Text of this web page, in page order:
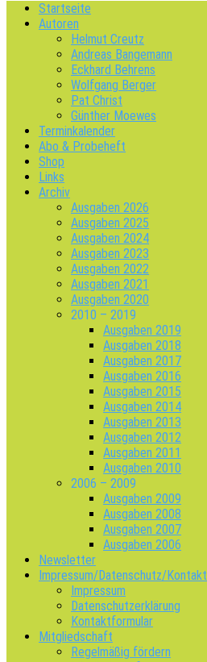
Startseite
Autoren
Helmut Creutz
Andreas Bangemann
Eckhard Behrens
Wolfgang Berger
Pat Christ
Günther Moewes
Terminkalender
Abo & Probeheft
Shop
Links
Archiv
Ausgaben 2026
Ausgaben 2025
Ausgaben 2024
Ausgaben 2023
Ausgaben 2022
Ausgaben 2021
Ausgaben 2020
2010 – 2019
Ausgaben 2019
Ausgaben 2018
Ausgaben 2017
Ausgaben 2016
Ausgaben 2015
Ausgaben 2014
Ausgaben 2013
Ausgaben 2012
Ausgaben 2011
Ausgaben 2010
2006 – 2009
Ausgaben 2009
Ausgaben 2008
Ausgaben 2007
Ausgaben 2006
Newsletter
Impressum/Datenschutz/Kontakt
Impressum
Datenschutzerklärung
Kontaktformular
Mitgliedschaft
Regelmäßig fördern